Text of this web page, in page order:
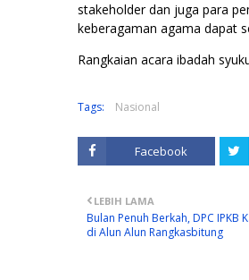
stakeholder dan juga para
keberagaman agama dapat
Rangkaian acara ibadah
Tags: Nasional
Facebook
LEBIH LAMA
Bulan Penuh Berkah, DPC IPKB
di Alun Alun Rangkasbitung